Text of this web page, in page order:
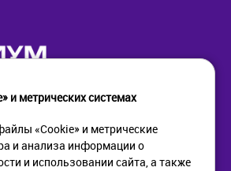
ПОМОЩЬ
и метрических системах
«Cookie» и метрические
и анализа информации о
и использовании сайта, а также